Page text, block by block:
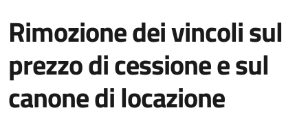
Rimozione dei vincoli sul
prezzo di cessione e sul
canone di locazione